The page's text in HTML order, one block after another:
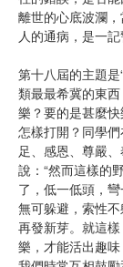
離世的心底波瀾
人的通病，是一記
第十八屆的主題
類最最希冀的東
樂？要的是甚麼
怎樣打開？同學
足、感恩、尊嚴
說：“然而這樣的
了，低一低頭，
無可躲避，索性
再發新芽。就這
樂，才能活出趣